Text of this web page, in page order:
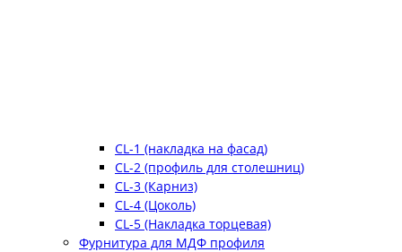
CL-1 (накладка на фасад)
CL-2 (профиль для столешниц)
CL-3 (Карниз)
CL-4 (Цоколь)
CL-5 (Накладка торцевая)
Фурнитура для МДФ профиля